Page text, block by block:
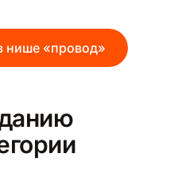
нише «провод»